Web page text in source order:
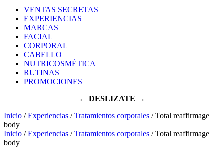
VENTAS SECRETAS
EXPERIENCIAS
MARCAS
FACIAL
CORPORAL
CABELLO
NUTRICOSMÉTICA
RUTINAS
PROMOCIONES
← DESLIZATE →
Inicio /Experiencias /Tratamientos corporales / Total reaffirmage
body
Inicio /Experiencias /Tratamientos corporales / Total reaffirmage
body